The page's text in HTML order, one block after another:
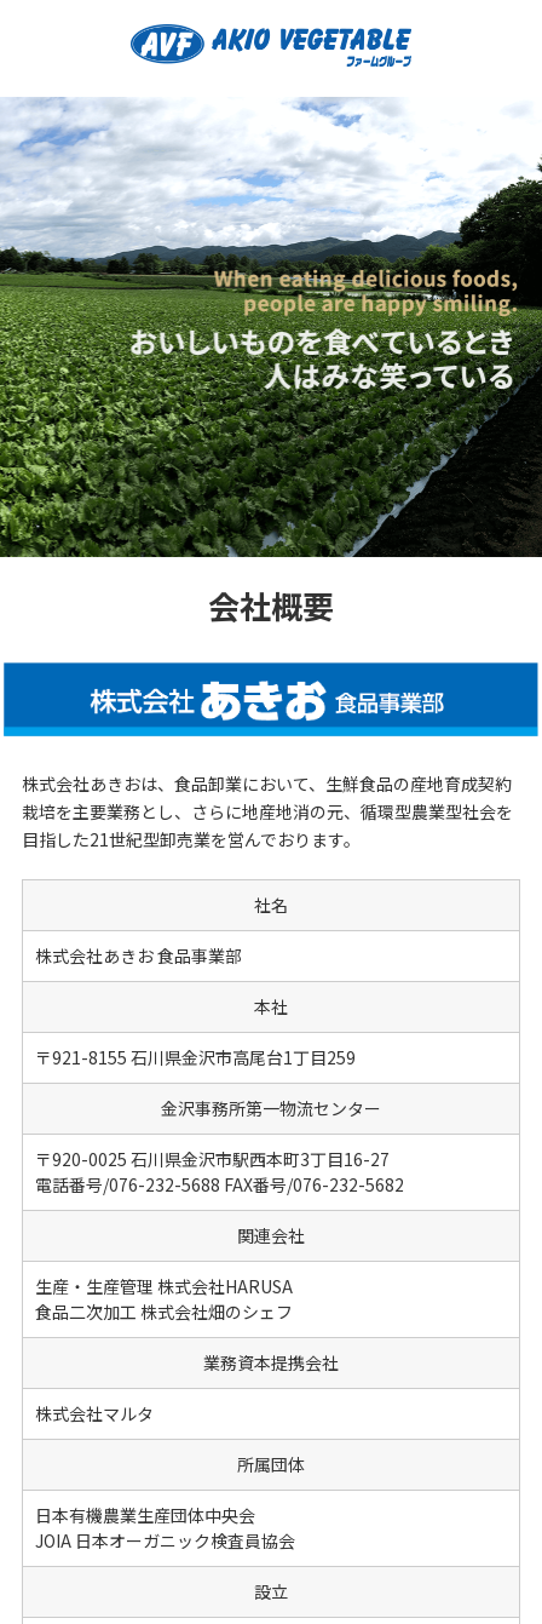
会社概要
株式会社あきおは、食品卸業において、生鮮食品の産地育成契約
栽培を主要業務とし、さらに地産地消の元、循環型農業型社会を
目指した21世紀型卸売業を営んでおります。
社名
株式会社あきお 食品事業部
本社
〒921-8155 石川県金沢市高尾台1丁目259
金沢事務所第一物流センター
〒920-0025 石川県金沢市駅西本町3丁目16-27
電話番号/076-232-5688 FAX番号/076-232-5682
関連会社
生産・生産管理 株式会社HARUSA
食品二次加工 株式会社畑のシェフ
業務資本提携会社
株式会社マルタ
所属団体
日本有機農業生産団体中央会
JOIA 日本オーガニック検査員協会
設立